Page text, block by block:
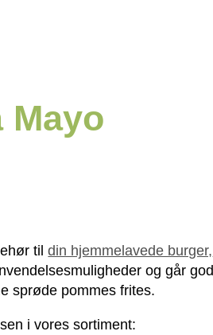
Mayo
tildin hjemmelavede burger,
og går
sprøde pommes frites.
i vores sortiment: